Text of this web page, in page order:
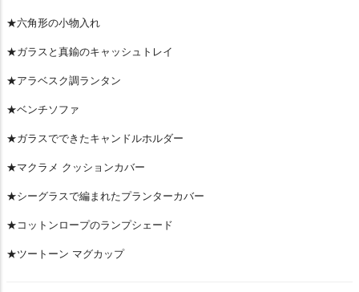
★六角形の小物入れ
★ガラスと真鍮のキャッシュトレイ
★アラベスク調ランタン
★ベンチソファ
★ガラスでできたキャンドルホルダー
★マクラメ クッションカバー
★シーグラスで編まれたプランターカバー
★コットンロープのランプシェード
★ツートーン マグカップ